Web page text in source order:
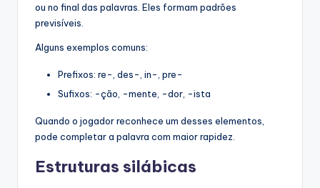
ou no final das palavras. Eles formam padrões
previsíveis.
Alguns exemplos comuns:
Prefixos: re-, des-, in-, pre-
Sufixos: -ção, -mente, -dor, -ista
Quando o jogador reconhece um desses elementos,
pode completar a palavra com maior rapidez.
Estruturas silábicas